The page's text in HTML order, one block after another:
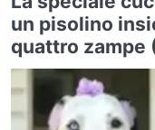
un pisolino
quattro zampe